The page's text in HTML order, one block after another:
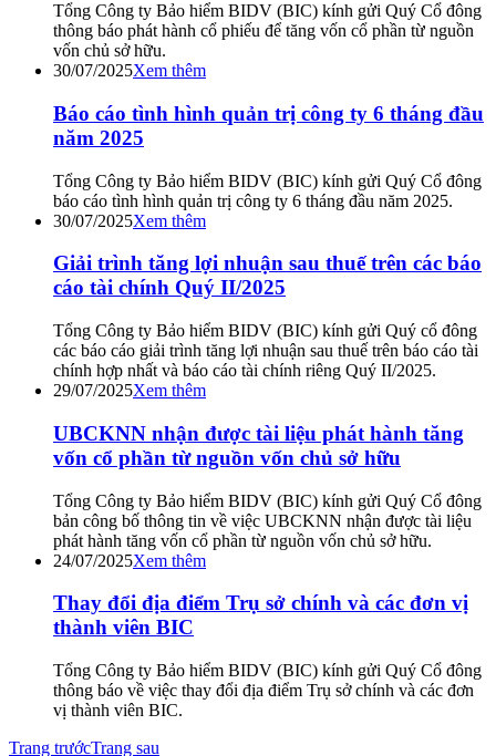
Tổng Công ty Bảo hiểm BIDV (BIC) kính gửi Quý Cổ đông
thông báo phát hành cổ phiếu để tăng vốn cổ phần từ nguồn
vốn chủ sở hữu.
30/07/2025Xem thêm
Báo cáo tình hình quản trị công ty 6 tháng đầu
năm 2025
Tổng Công ty Bảo hiểm BIDV (BIC) kính gửi Quý Cổ đông
báo cáo tình hình quản trị công ty 6 tháng đầu năm 2025.
30/07/2025Xem thêm
Giải trình tăng lợi nhuận sau thuế trên các báo
cáo tài chính Quý II/2025
Tổng Công ty Bảo hiểm BIDV (BIC) kính gửi Quý cổ đông
các báo cáo giải trình tăng lợi nhuận sau thuế trên báo cáo tài
chính hợp nhất và báo cáo tài chính riêng Quý II/2025.
29/07/2025Xem thêm
UBCKNN nhận được tài liệu phát hành tăng
vốn cổ phần từ nguồn vốn chủ sở hữu
Tổng Công ty Bảo hiểm BIDV (BIC) kính gửi Quý Cổ đông
bản công bố thông tin về việc UBCKNN nhận được tài liệu
phát hành tăng vốn cổ phần từ nguồn vốn chủ sở hữu.
24/07/2025Xem thêm
Thay đổi địa điểm Trụ sở chính và các đơn vị
thành viên BIC
Tổng Công ty Bảo hiểm BIDV (BIC) kính gửi Quý Cổ đông
thông báo về việc thay đổi địa điểm Trụ sở chính và các đơn
vị thành viên BIC.
Trang trướcTrang sau